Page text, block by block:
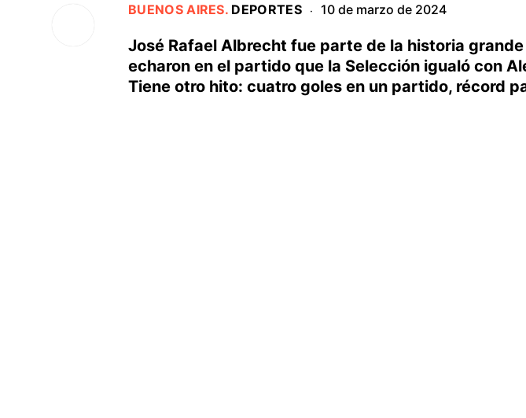
BUENOS AIRES. DEPORTES · 10 de marzo de 2024
José Rafael Albrecht fue parte de la historia grande
echaron en el partido que la Selección igualó con
Tiene otro hito: cuatro goles en un partido, récord